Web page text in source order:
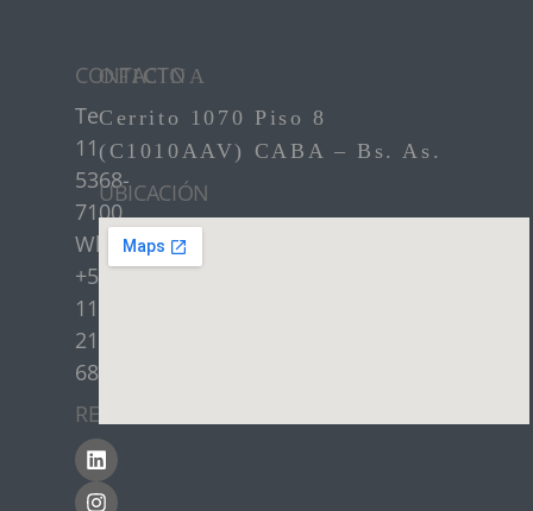
CONTACTO
Teléfono:+54
11
5368-
7100
WhatsApp:
+54
11
2179-
6890
REDES
OFICINA
Cerrito 1070 Piso 8
(C1010AAV) CABA – Bs. As.
UBICACIÓN